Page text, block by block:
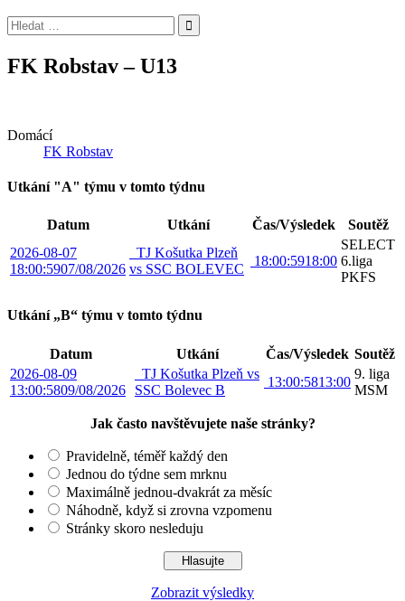
Vyhledávání
FK Robstav – U13
Domácí
FK Robstav
Utkání "A" týmu v tomto týdnu
Datum Utkání Čas/Výsledek
Soutěž
2026-08-07
18:00:5907/08/2026
TJ Košutka Plzeň
vs SSC BOLEVEC
18:00:5918:00
SELECT
6.liga
PKFS
Utkání „B“ týmu v tomto týdnu
Datum Utkání Čas/Výsledek Soutěž
2026-08-09
13:00:5809/08/2026
TJ Košutka Plzeň vs
SSC Bolevec B
13:00:5813:00
9. liga
MSM
Jak často navštěvujete naše stránky?
Pravidelně, téměř každý den
Jednou do týdne sem mrknu
Maximálně jednou-dvakrát za měsíc
Náhodně, když si zrovna vzpomenu
Stránky skoro nesleduju
Zobrazit výsledky